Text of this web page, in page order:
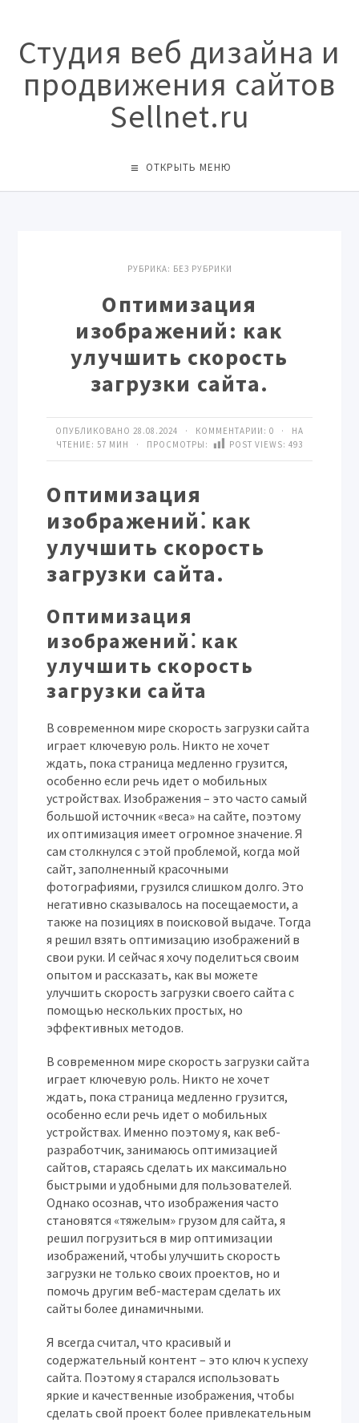
Студия веб дизайна и
продвижения сайтов
Sellnet.ru
ОТКРЫТЬ МЕНЮ
РУБРИКА: БЕЗ РУБРИКИ
Оптимизация
изображений: как
улучшить скорость
загрузки сайта.
ОПУБЛИКОВАНО 28.08.2024 · КОММЕНТАРИИ: 0 · НА
ЧТЕНИЕ: 57 МИН · ПРОСМОТРЫ:
POST VIEWS: 493
Оптимизация
изображений⁚ как
улучшить скорость
загрузки сайта.
Оптимизация
изображений⁚ как
улучшить скорость
загрузки сайта
В современном мире скорость загрузки сайта
играет ключевую роль. Никто не хочет
ждать, пока страница медленно грузится,
особенно если речь идет о мобильных
устройствах. Изображения – это часто самый
большой источник «веса» на сайте, поэтому
их оптимизация имеет огромное значение. Я
сам столкнулся с этой проблемой, когда мой
сайт, заполненный красочными
фотографиями, грузился слишком долго. Это
негативно сказывалось на посещаемости, а
также на позициях в поисковой выдаче. Тогда
я решил взять оптимизацию изображений в
свои руки. И сейчас я хочу поделиться своим
опытом и рассказать, как вы можете
улучшить скорость загрузки своего сайта с
помощью нескольких простых, но
эффективных методов.
В современном мире скорость загрузки сайта
играет ключевую роль. Никто не хочет
ждать, пока страница медленно грузится,
особенно если речь идет о мобильных
устройствах. Именно поэтому я, как веб-
разработчик, занимаюсь оптимизацией
сайтов, стараясь сделать их максимально
быстрыми и удобными для пользователей.
Однако осознав, что изображения часто
становятся «тяжелым» грузом для сайта, я
решил погрузиться в мир оптимизации
изображений, чтобы улучшить скорость
загрузки не только своих проектов, но и
помочь другим веб-мастерам сделать их
сайты более динамичными.
Я всегда считал, что красивый и
содержательный контент – это ключ к успеху
сайта. Поэтому я старался использовать
яркие и качественные изображения, чтобы
сделать свой проект более привлекательным